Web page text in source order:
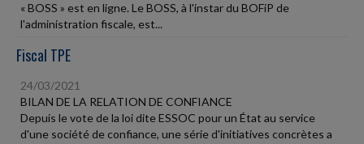
« BOSS » est en ligne. Le BOSS, à l'instar du BOFiP de
l'administration fiscale, est...
Fiscal TPE
24/03/2021
BILAN DE LA RELATION DE CONFIANCE
Depuis le vote de la loi dite ESSOC pour un État au service
d'une société de confiance, une série d'initiatives concrètes a